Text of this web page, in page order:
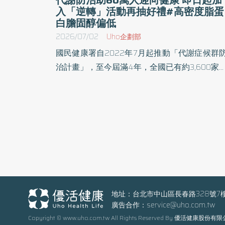
入「逆轉」活動再抽好禮#高密度脂蛋
白膽固醇偏低
2026/07/02 Uho企劃部
國民健康署自2022年7月起推動「代謝症候群
治計畫」，至今屆滿4年，全國已有約3,600家院
以上國人每10人約有3人罹患代謝症候群。代
症候群是指腰圍過粗、血壓偏高、空腹血糖
高、三酸甘油酯偏高及高密度脂蛋白膽固醇偏低
等5項危險因子中符合3項以上者。代謝症候群
地址：台北市中山區長春路328號7
廣告合作： service@uho.com.tw
Copyright © www.uho.com.tw All Rights Reserved By 優活健康股份有限